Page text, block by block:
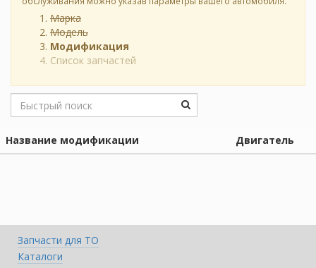
Марка
Модель
Модификация
Список запчастей
Название модификации Двигатель
Запчасти для ТО
Каталоги